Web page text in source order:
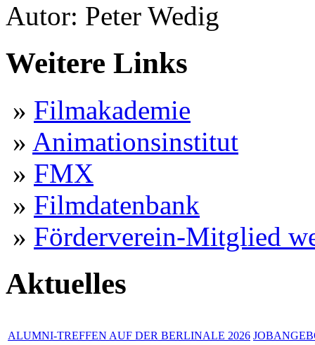
Autor: Peter Wedig
Weitere Links
» Filmakademie
» Animationsinstitut
» FMX
» Filmdatenbank
» Förderverein-Mitglied
Aktuelles
ALUMNI-TREFFEN AUF DER BERLINALE 2026